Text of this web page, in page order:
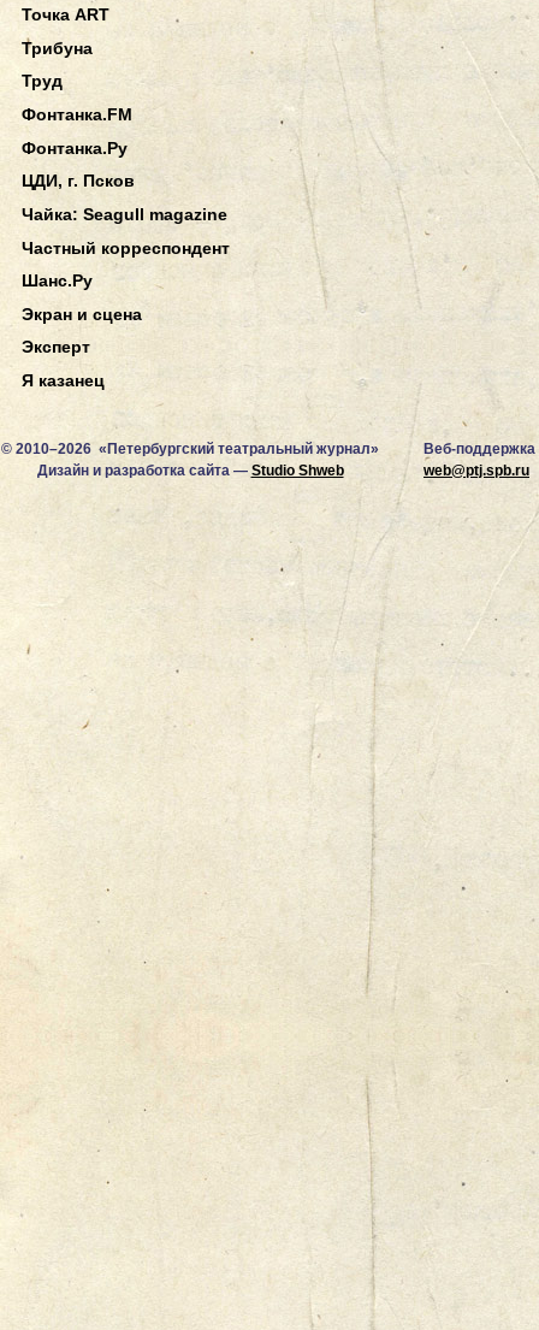
Точка ART
Трибуна
Труд
Фонтанка.FM
Фонтанка.Ру
ЦДИ, г. Псков
Чайка: Seagull magazine
Частный корреспондент
Шанс.Ру
Экран и сцена
Эксперт
Я казанец
© 2010–2026 «Петербургский театральный журнал»
Дизайн и разработка сайта — Studio Shweb
Веб-поддержка
web@ptj.spb.ru